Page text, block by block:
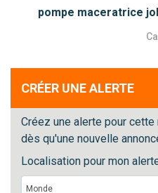
pompe maceratrice
CRÉER UNE ALERTE
Créez une alerte pour cette
dès qu'une nouvelle
Localisation pour mon